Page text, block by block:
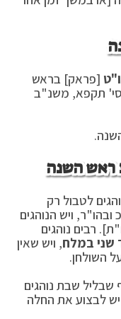
[פראק] בראש
סי' תקפא, משנ"ב
ראש השנה
לטבול רק
ויש הנוהגים
רבים נוהגים
שני במלח, ויש שאין
השולחן.
שבליל שבת נוהגים
לבצוע את החלה